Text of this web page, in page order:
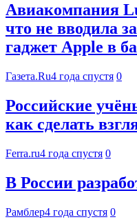
Авиакомпания
что не вводила
гаджет Apple в
Газета.Ru4 года спустя 0
Российские
как сделать
Ferra.ru4 года спустя 0
В России
Рамблер4 года спустя 0